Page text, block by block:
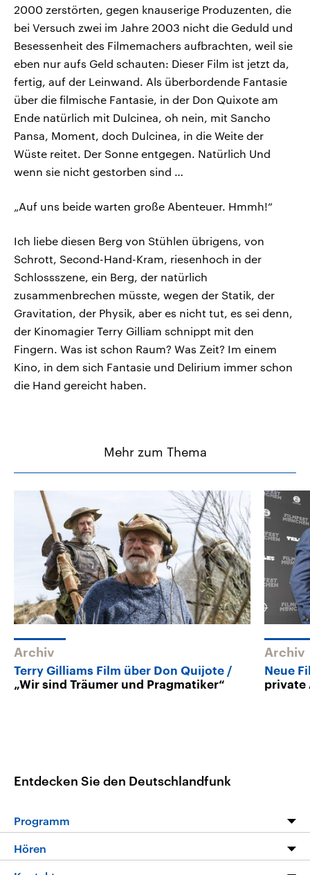
2000 zerstörten, gegen knauserige Produzenten, die
bei Versuch zwei im Jahre 2003 nicht die Geduld und
Besessenheit des Filmemachers aufbrachten, weil sie
eben nur aufs Geld schauten: Dieser Film ist jetzt da,
fertig, auf der Leinwand. Als überbordende Fantasie
über die filmische Fantasie, in der Don Quixote am
Ende natürlich mit Dulcinea, oh nein, mit Sancho
Pansa, Moment, doch Dulcinea, in die Weite der
Wüste reitet. Der Sonne entgegen. Natürlich Und
wenn sie nicht gestorben sind …
„Auf uns beide warten große Abenteuer. Hmmh!“
Ich liebe diesen Berg von Stühlen übrigens, von
Schrott, Second-Hand-Kram, riesenhoch in der
Schlossszene, ein Berg, der natürlich
zusammenbrechen müsste, wegen der Statik, der
Gravitation, der Physik, aber es nicht tut, es sei denn,
der Kinomagier Terry Gilliam schnippt mit den
Fingern. Was ist schon Raum? Was Zeit? Im einem
Kino, in dem sich Fantasie und Delirium immer schon
die Hand gereicht haben.
Mehr zum Thema
Archiv
Terry Gilliams Film über Don Quijote
„Wir sind Träumer und Pragmatiker“
Archiv
Neue
private
Entdecken Sie den Deutschlandfunk
Programm
Programm
Hören
Livestream